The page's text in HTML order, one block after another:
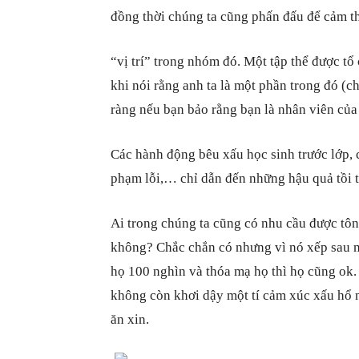
đồng thời chúng ta cũng phấn đấu để cảm
“vị trí” trong nhóm đó. Một tập thể được
khi nói rằng anh ta là một phần trong đó
ràng nếu bạn bảo rằng bạn là nhân viên
Các hành động bêu xấu học sinh trước
phạm lỗi,… chỉ dẫn đến những hậu quả tồi
Ai trong chúng ta cũng có nhu cầu được
không? Chắc chắn có nhưng vì nó xếp sau
họ 100 nghìn và thóa mạ họ thì họ cũng
không còn khơi dậy một tí cảm xúc xấu hổ
ăn xin.